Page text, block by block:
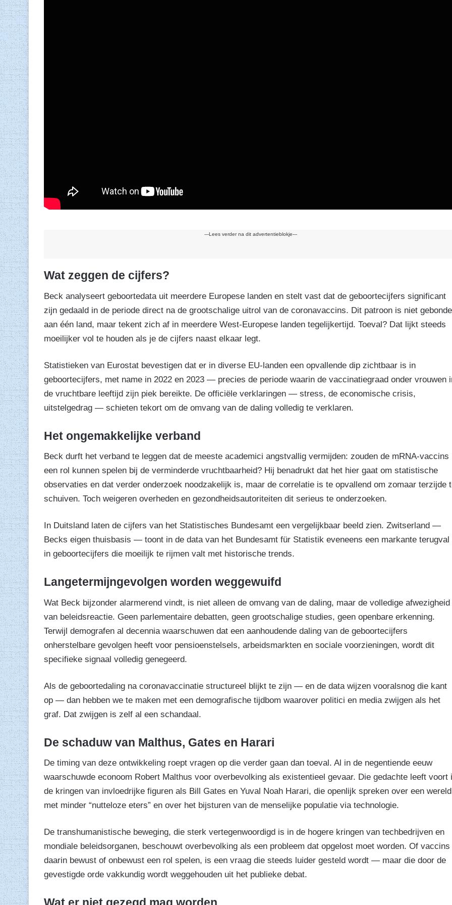
---Lees verder na dit advertentieblokje---
Wat zeggen de cijfers?
Beck analyseert geboortedata uit meerdere Europese landen en stelt vast dat de geboortecijfers significant
zijn gedaald in de periode direct na de grootschalige uitrol van de coronavaccins. Dit patroon is niet
aan één land, maar tekent zich af in meerdere West-Europese landen tegelijkertijd. Toeval? Dat lijkt steeds
moeilijker vol te houden als je de cijfers naast elkaar legt.
Statistieken van Eurostat bevestigen dat er in diverse EU-landen een opvallende dip zichtbaar is in
geboortecijfers, met name in 2022 en 2023 — precies de periode waarin de vaccinatiegraad onder vrouwen
de vruchtbare leeftijd zijn piek bereikte. De officiële verklaringen — stress, de economische crisis,
uitstelgedrag — schieten tekort om de omvang van de daling volledig te verklaren.
Het ongemakkelijke verband
Beck durft het verband te leggen dat de meeste academici angstvallig vermijden: zouden de mRNA-vaccins
een rol kunnen spelen bij de verminderde vruchtbaarheid? Hij benadrukt dat het hier gaat om statistische
observaties en dat verder onderzoek noodzakelijk is, maar de correlatie is te opvallend om zomaar terzijde
schuiven. Toch weigeren overheden en gezondheidsautoriteiten dit serieus te onderzoeken.
In Duitsland laten de cijfers van het Statistisches Bundesamt een vergelijkbaar beeld zien. Zwitserland —
Becks eigen thuisbasis — toont in de data van het Bundesamt für Statistik eveneens een markante terugval
in geboortecijfers die moeilijk te rijmen valt met historische trends.
Langetermijngevolgen worden weggewuifd
Wat Beck bijzonder alarmerend vindt, is niet alleen de omvang van de daling, maar de volledige afwezigheid
van beleidsreactie. Geen parlementaire debatten, geen grootschalige studies, geen openbare erkenning.
Terwijl demografen al decennia waarschuwen dat een aanhoudende daling van de geboortecijfers
onherstelbare gevolgen heeft voor pensioenstelsels, arbeidsmarkten en sociale voorzieningen, wordt dit
specifieke signaal volledig genegeerd.
Als de geboortedaling na coronavaccinatie structureel blijkt te zijn — en de data wijzen vooralsnog die kant
op — dan hebben we te maken met een demografische tijdbom waarover politici en media zwijgen als het
graf. Dat zwijgen is zelf al een schandaal.
De schaduw van Malthus, Gates en Harari
De timing van deze ontwikkeling roept vragen op die verder gaan dan toeval. Al in de negentiende eeuw
waarschuwde econoom Robert Malthus voor overbevolking als existentieel gevaar. Die gedachte leeft voort
de kringen van invloedrijke figuren als Bill Gates en Yuval Noah Harari, die openlijk spreken over een wereld
met minder “nutteloze eters” en over het bijsturen van de menselijke populatie via technologie.
De transhumanistische beweging, die sterk vertegenwoordigd is in de hogere kringen van techbedrijven en
mondiale beleidsorganen, beschouwt overbevolking als een probleem dat opgelost moet worden. Of vaccins
daarin bewust of onbewust een rol spelen, is een vraag die steeds luider gesteld wordt — maar die door de
gevestigde orde vakkundig wordt weggehouden uit het publieke debat.